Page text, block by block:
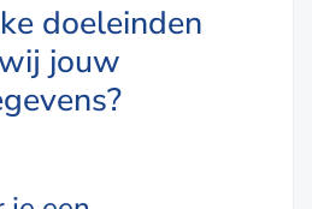
doeleinden
jouw